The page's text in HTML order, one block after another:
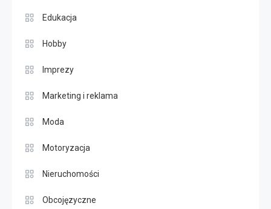
Edukacja
Hobby
Imprezy
Marketing i reklama
Moda
Motoryzacja
Nieruchomości
Obcojęzyczne